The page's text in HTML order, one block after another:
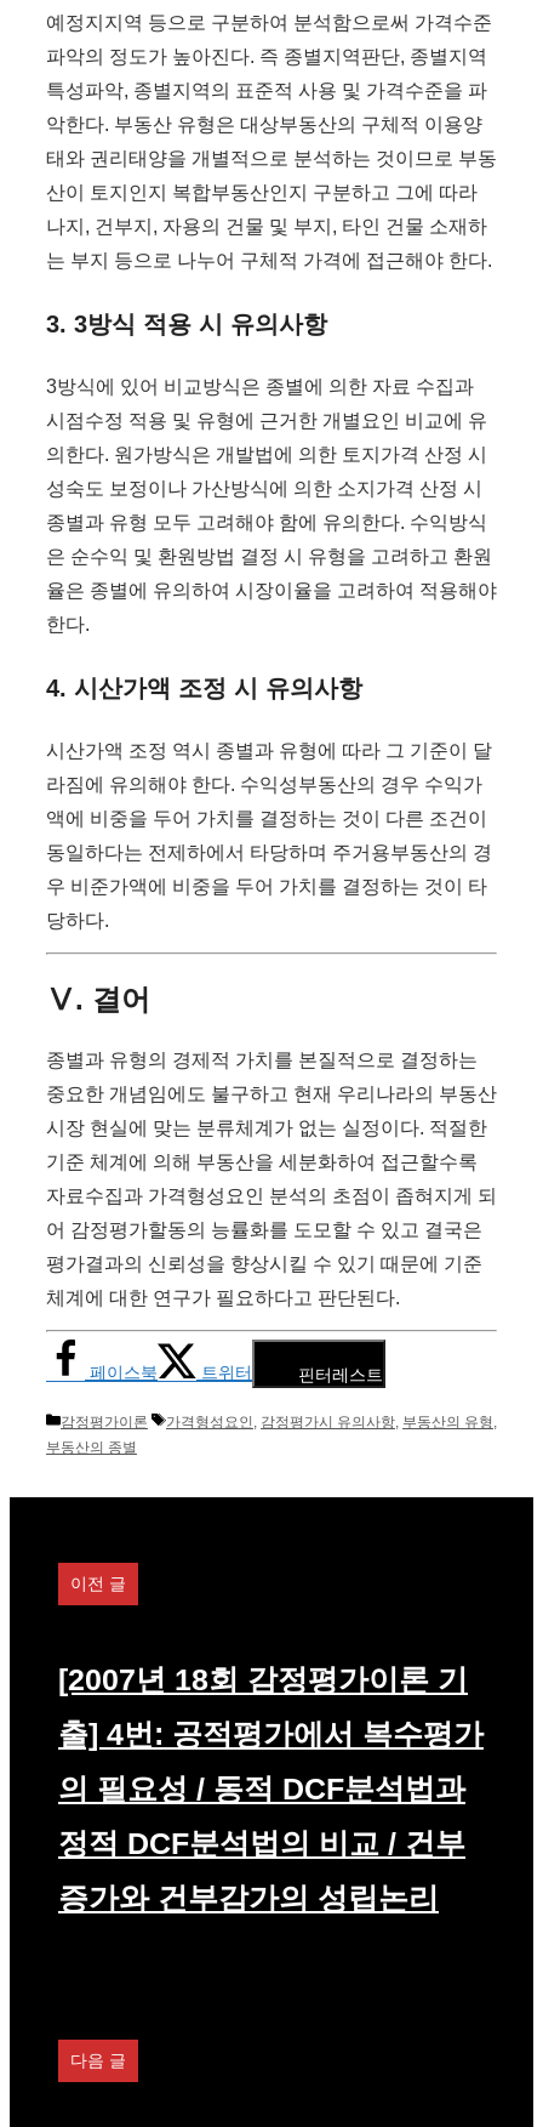
예정지지역 등으로 구분하여 분석함으로써 가격수준
파악의 정도가 높아진다. 즉 종별지역판단, 종별지역
특성파악, 종별지역의 표준적 사용 및 가격수준을 파
악한다. 부동산 유형은 대상부동산의 구체적 이용양
태와 권리태양을 개별적으로 분석하는 것이므로 부동
산이 토지인지 복합부동산인지 구분하고 그에 따라
나지, 건부지, 자용의 건물 및 부지, 타인 건물 소재하
는 부지 등으로 나누어 구체적 가격에 접근해야 한다.
3. 3방식 적용 시 유의사항
3방식에 있어 비교방식은 종별에 의한 자료 수집과
시점수정 적용 및 유형에 근거한 개별요인 비교에 유
의한다. 원가방식은 개발법에 의한 토지가격 산정 시
성숙도 보정이나 가산방식에 의한 소지가격 산정 시
종별과 유형 모두 고려해야 함에 유의한다. 수익방식
은 순수익 및 환원방법 결정 시 유형을 고려하고 환원
율은 종별에 유의하여 시장이율을 고려하여 적용해야
한다.
4. 시산가액 조정 시 유의사항
시산가액 조정 역시 종별과 유형에 따라 그 기준이 달
라짐에 유의해야 한다. 수익성부동산의 경우 수익가
액에 비중을 두어 가치를 결정하는 것이 다른 조건이
동일하다는 전제하에서 타당하며 주거용부동산의 경
우 비준가액에 비중을 두어 가치를 결정하는 것이 타
당하다.
Ⅴ. 결어
종별과 유형의 경제적 가치를 본질적으로 결정하는
중요한 개념임에도 불구하고 현재 우리나라의 부동산
시장 현실에 맞는 분류체계가 없는 실정이다. 적절한
기준 체계에 의해 부동산을 세분화하여 접근할수록
자료수집과 가격형성요인 분석의 초점이 좁혀지게 되
어 감정평가할동의 능률화를 도모할 수 있고 결국은
평가결과의 신뢰성을 향상시킬 수 있기 때문에 기준
체계에 대한 연구가 필요하다고 판단된다.
페이스북 트위터 핀터레스트
카
테
리
감정평가이론
태
가격형성요인 , 감정평가시 유의사항, 부동산의 유형 ,
부동산의 종별
이전 글
[2007년 18회 감정평가이론 기
출] 4번: 공적평가에서 복수평가
의 필요성 / 동적 DCF분석법과
정적 DCF분석법의 비교 / 건부
증가와 건부감가의 성립논리
다음 글